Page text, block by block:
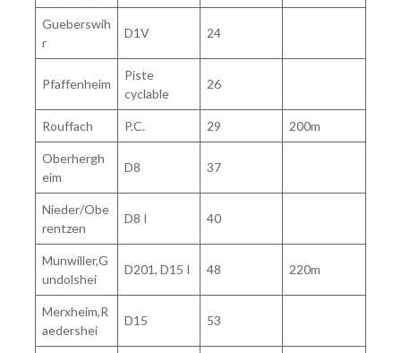
Gueberswih
r
D1V 24
Pfaffenheim
Piste
cyclable
26
Rouffach P.C. 29 200m
Oberhergh
eim
D8 37
Nieder/Obe
rentzen
D8 I 40
Munwiller,G
undolshei
D201, D15 I 48 220m
Merxheim,R
aedershei
D15 53